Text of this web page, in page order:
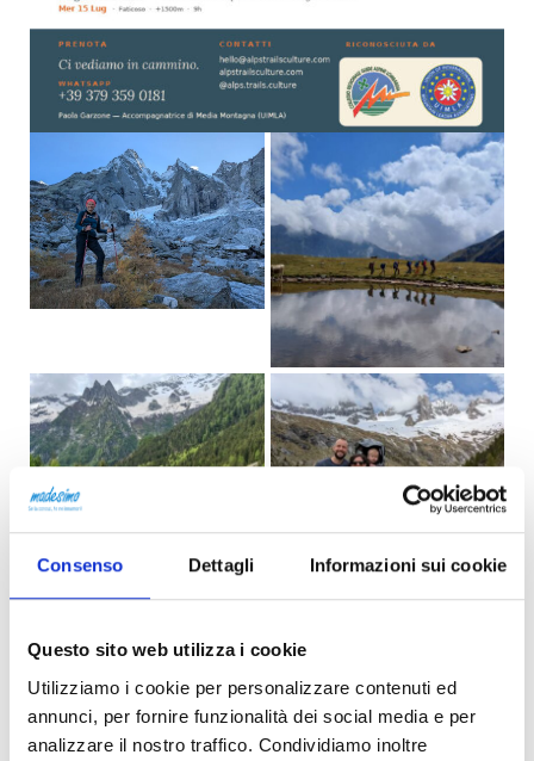
Consenso Dettagli Informazioni sui cookie
Questo sito web utilizza i cookie
Utilizziamo i cookie per personalizzare contenuti ed
annunci, per fornire funzionalità dei social media e per
analizzare il nostro traffico. Condividiamo inoltre